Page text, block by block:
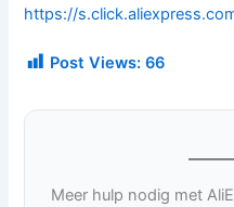
https://
Post Views: 66
Meer hulp nodig met